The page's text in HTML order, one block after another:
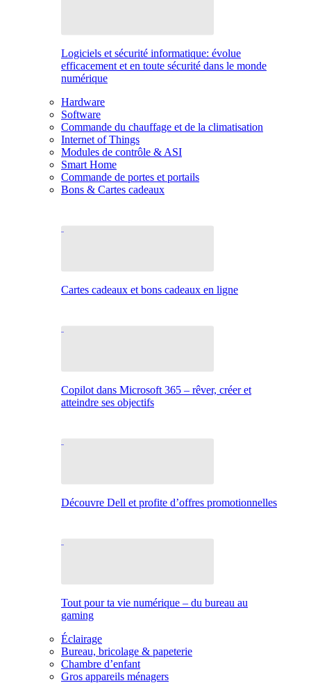
Logiciels et sécurité informatique: évolue
efficacement et en toute sécurité dans le monde
numérique
Hardware
Software
Commande du chauffage et de la climatisation
Internet of Things
Modules de contrôle & ASI
Smart Home
Commande de portes et portails
Bons & Cartes cadeaux
Cartes cadeaux et bons cadeaux en ligne
Copilot dans Microsoft 365 – rêver, créer et
atteindre ses objectifs
Découvre Dell et profite d’offres promotionnelles
Tout pour ta vie numérique – du bureau au
gaming
Éclairage
Bureau, bricolage & papeterie
Chambre d’enfant
Gros appareils ménagers